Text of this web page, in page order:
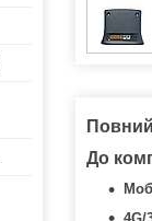
До